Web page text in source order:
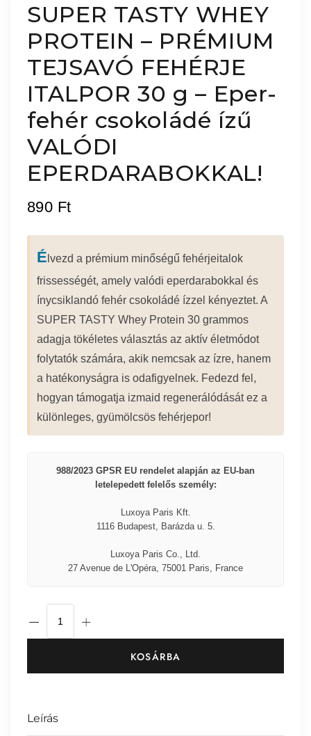
SUPER TASTY WHEY
PROTEIN – PRÉMIUM
TEJSAVÓ FEHÉRJE
ITALPOR 30 g – Eper-
fehér csokoládé ízű
VALÓDI
EPERDARABOKKAL!
890 Ft
É lvezd a prémium minőségű fehérjeitalok
frissességét, amely valódi eperdarabokkal és
ínycsiklandó fehér csokoládé ízzel kényeztet. A
SUPER TASTY Whey Protein 30 grammos
adagja tökéletes választás az aktív életmódot
folytatók számára, akik nemcsak az ízre, hanem
a hatékonyságra is odafigyelnek. Fedezd fel,
hogyan támogatja izmaid regenerálódását ez a
különleges, gyümölcsös fehérjepor!
988/2023 GPSR EU rendelet alapján az EU-ban
letelepedett felelős személy:
Luxoya Paris Kft.
1116 Budapest, Barázda u. 5.
Luxoya Paris Co., Ltd.
27 Avenue de L'Opéra, 75001 Paris, France
KOSÁRBA
Leírás